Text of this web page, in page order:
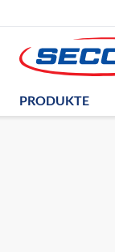
PRODUKTE